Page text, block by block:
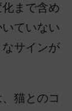
まで含め
ていない
サインが
猫とのコ